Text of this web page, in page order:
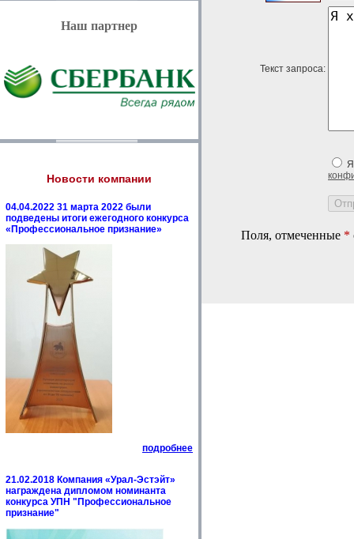
Наш партнер
Новости компании
04.04.2022 31 марта 2022 были
подведены итоги ежегодного конкурса
«Профессиональное признание»
подробнее
21.02.2018 Компания «Урал-Эстэйт»
награждена дипломом номинанта
конкурса УПН "Профессиональное
признание"
Текст запроса:
Поля, отмеченные *